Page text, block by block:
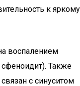
к яркому
воспалением
сфеноидит). Также
с синуситом